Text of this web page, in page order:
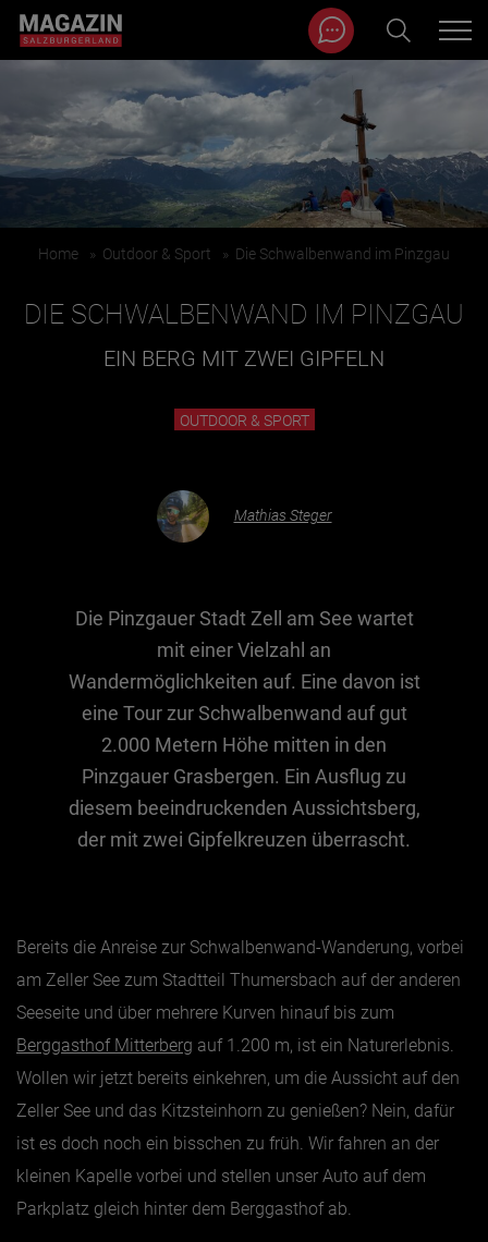
Zum Inhalt springen
BEITRÄGE IN MEINER NÄHE
BEITRÄGE IN MEINER NÄHE ANZEIGEN
Gesundheit
Kunst & Kultur
Brauchtum
Hotel & Reise
BEITRÄGE NACH MONAT
Februar
März
April
Mai
Juni
Magazin durchsuchen...
Home » Outdoor & Sport » Die Schwalbenwand im Pinzgau
DIE SCHWALBENWAND IM PINZGAU
EIN BERG MIT ZWEI GIPFELN
OUTDOOR & SPORT
Mathias Steger
Die Pinzgauer Stadt Zell am See wartet
mit einer Vielzahl an
Wandermöglichkeiten auf. Eine davon ist
eine Tour zur Schwalbenwand auf gut
2.000 Metern Höhe mitten in den
Pinzgauer Grasbergen. Ein Ausflug zu
diesem beeindruckenden Aussichtsberg,
der mit zwei Gipfelkreuzen überrascht.
Bereits die Anreise zur Schwalbenwand-Wanderung, vorbei
am Zeller See zum Stadtteil Thumersbach auf der anderen
Seeseite und über mehrere Kurven hinauf bis zum
Berggasthof Mitterberg auf 1.200 m, ist ein Naturerlebnis.
Wollen wir jetzt bereits einkehren, um die Aussicht auf den
Zeller See und das Kitzsteinhorn zu genießen? Nein, dafür
ist es doch noch ein bisschen zu früh. Wir fahren an der
kleinen Kapelle vorbei und stellen unser Auto auf dem
Parkplatz gleich hinter dem Berggasthof ab.